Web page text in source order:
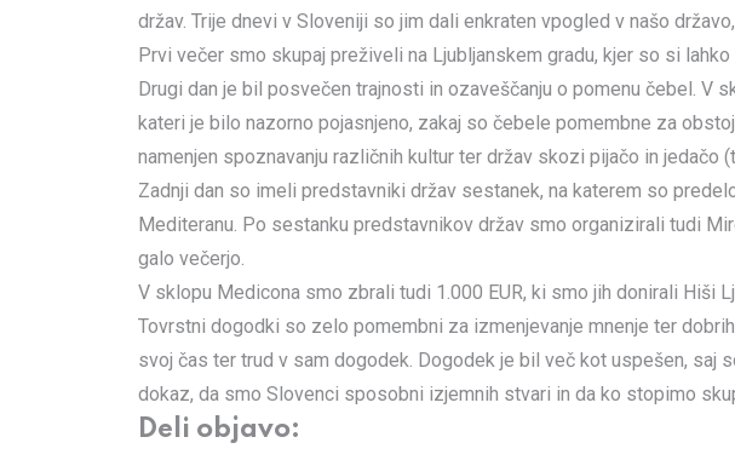
Email
držav. Trije dnevi v Sloveniji so jim dali enkraten vpogled v našo
Prvi večer smo skupaj preživeli na Ljubljanskem gradu, kjer so si
Drugi dan je bil posvečen trajnosti in ozaveščanju o pomenu čebel. V
kateri je bilo nazorno pojasnjeno, zakaj so čebele pomembne za
namenjen spoznavanju različnih kultur ter držav skozi pijačo in jedačo
Zadnji dan so imeli predstavniki držav sestanek, na katerem so
Mediteranu. Po sestanku predstavnikov držav smo organizirali tudi
galo večerjo.
V sklopu Medicona smo zbrali tudi 1.000 EUR, ki smo jih donirali Hiši
Tovrstni dogodki so zelo pomembni za izmenjevanje mnenje ter
svoj čas ter trud v sam dogodek. Dogodek je bil več kot uspešen, saj
dokaz, da smo Slovenci sposobni izjemnih stvari in da ko stopimo
Deli objavo: